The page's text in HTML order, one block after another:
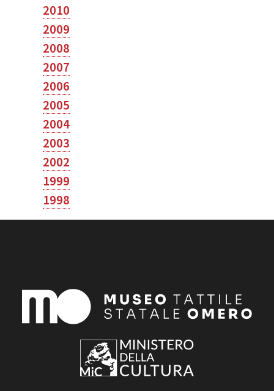
2010
2009
2008
2007
2006
2005
2004
2003
2002
1999
1998